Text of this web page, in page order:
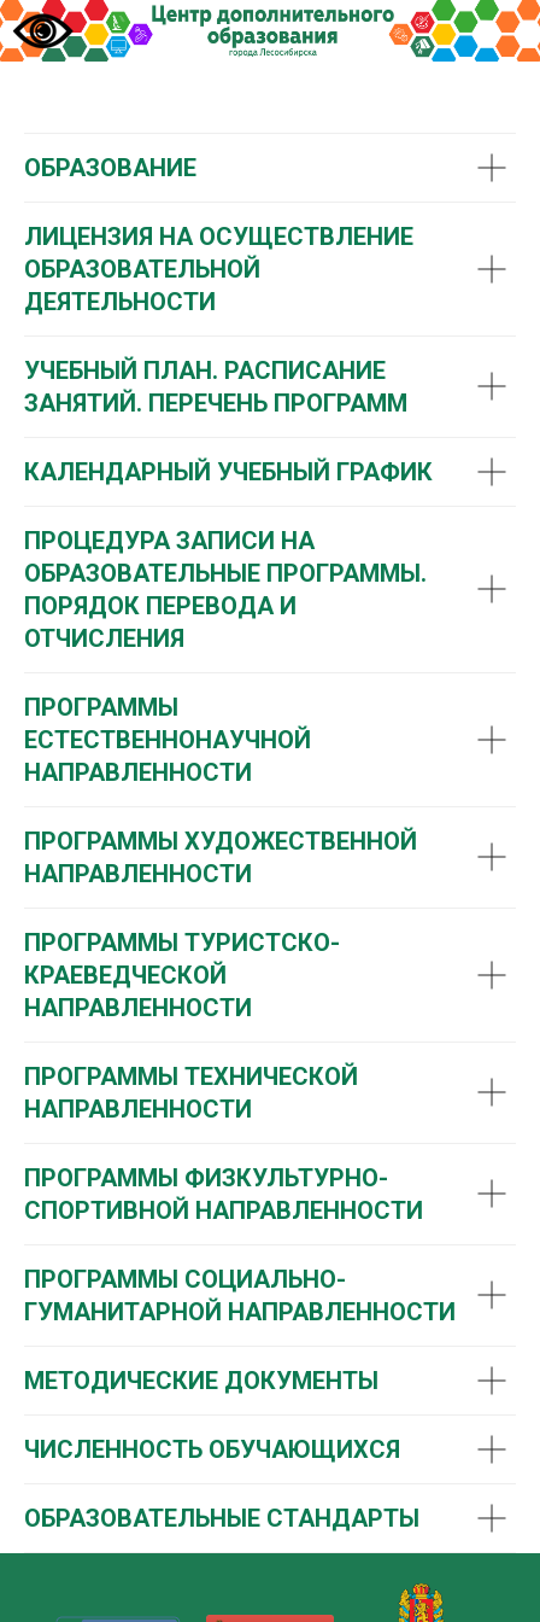
ОБРАЗОВАНИЕ
ЛИЦЕНЗИЯ НА ОСУЩЕСТВЛЕНИЕ
ОБРАЗОВАТЕЛЬНОЙ
ДЕЯТЕЛЬНОСТИ
УЧЕБНЫЙ ПЛАН. РАСПИСАНИЕ
ЗАНЯТИЙ. ПЕРЕЧЕНЬ ПРОГРАММ
КАЛЕНДАРНЫЙ УЧЕБНЫЙ ГРАФИК
ПРОЦЕДУРА ЗАПИСИ НА
ОБРАЗОВАТЕЛЬНЫЕ ПРОГРАММЫ.
ПОРЯДОК ПЕРЕВОДА И
ОТЧИСЛЕНИЯ
ПРОГРАММЫ
ЕСТЕСТВЕННОНАУЧНОЙ
НАПРАВЛЕННОСТИ
ПРОГРАММЫ ХУДОЖЕСТВЕННОЙ
НАПРАВЛЕННОСТИ
ПРОГРАММЫ ТУРИСТСКО-
КРАЕВЕДЧЕСКОЙ
НАПРАВЛЕННОСТИ
ПРОГРАММЫ ТЕХНИЧЕСКОЙ
НАПРАВЛЕННОСТИ
ПРОГРАММЫ ФИЗКУЛЬТУРНО-
СПОРТИВНОЙ НАПРАВЛЕННОСТИ
ПРОГРАММЫ СОЦИАЛЬНО-
ГУМАНИТАРНОЙ НАПРАВЛЕННОСТИ
МЕТОДИЧЕСКИЕ ДОКУМЕНТЫ
ЧИСЛЕННОСТЬ ОБУЧАЮЩИХСЯ
ОБРАЗОВАТЕЛЬНЫЕ СТАНДАРТЫ